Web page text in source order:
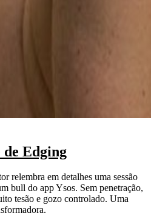
Edging
relembra em detalhes uma sessão
bull do app Ysos. Sem penetração,
tesão e gozo controlado. Uma